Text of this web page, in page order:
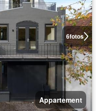
6fotos
Appartement